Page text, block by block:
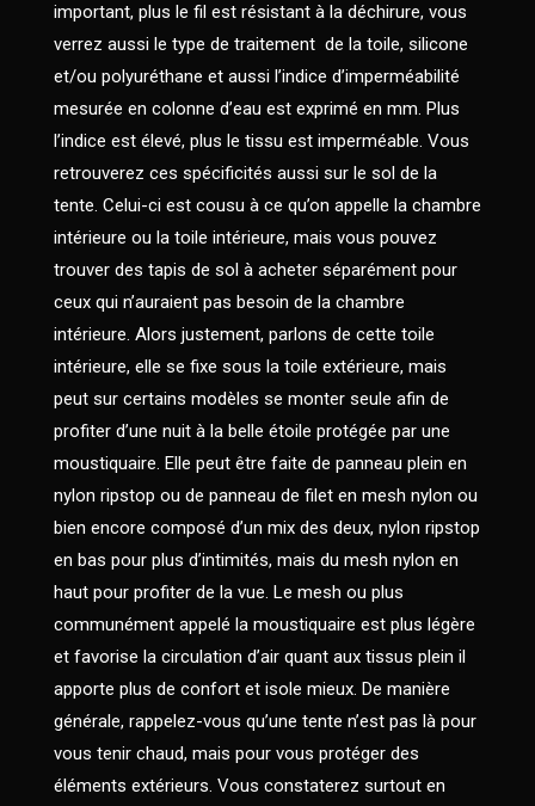
important, plus le fil est résistant à la déchirure, vous
verrez aussi le type de traitement de la toile, silicone
et/ou polyuréthane et aussi l’indice d’imperméabilité
mesurée en colonne d’eau est exprimé en mm. Plus
l’indice est élevé, plus le tissu est imperméable. Vous
retrouverez ces spécificités aussi sur le sol de la
tente. Celui-ci est cousu à ce qu’on appelle la chambre
intérieure ou la toile intérieure, mais vous pouvez
trouver des tapis de sol à acheter séparément pour
ceux qui n’auraient pas besoin de la chambre
intérieure. Alors justement, parlons de cette toile
intérieure, elle se fixe sous la toile extérieure, mais
peut sur certains modèles se monter seule afin de
profiter d’une nuit à la belle étoile protégée par une
moustiquaire. Elle peut être faite de panneau plein en
nylon ripstop ou de panneau de filet en mesh nylon ou
bien encore composé d’un mix des deux, nylon ripstop
en bas pour plus d’intimités, mais du mesh nylon en
haut pour profiter de la vue. Le mesh ou plus
communément appelé la moustiquaire est plus légère
et favorise la circulation d’air quant aux tissus plein il
apporte plus de confort et isole mieux. De manière
générale, rappelez-vous qu’une tente n’est pas là pour
vous tenir chaud, mais pour vous protéger des
éléments extérieurs. Vous constaterez surtout en